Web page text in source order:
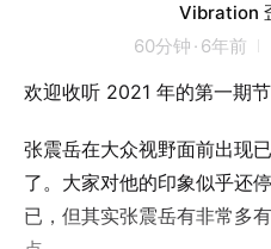
Vibration
60分钟 · 6年前
欢迎收听 2021 年的第一期节
张震岳在大众视野面前出现
了。大家对他的印象似乎还
已，但其实张震岳有非常多